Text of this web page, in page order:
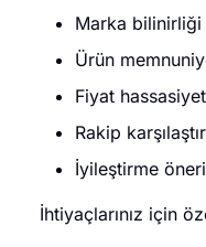
Marka bilinirliği
Ürün
Fiyat
Rakip
İyileştirme
İhtiyaçlarınız için